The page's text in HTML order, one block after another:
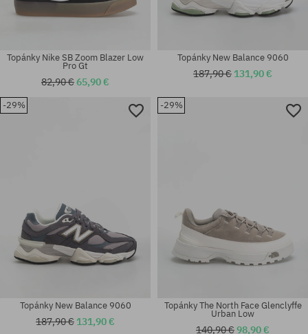
Topánky Nike SB Zoom Blazer Low
Pro Gt
82,90 €65,90 €
Topánky New Balance 9060
187,90 € 131,90 €
-29%
Topánky New Balance 9060
187,90 € 131,90 €
-29%
Topánky The North Face Glenclyffe
Urban Low
140,90 €98,90 €